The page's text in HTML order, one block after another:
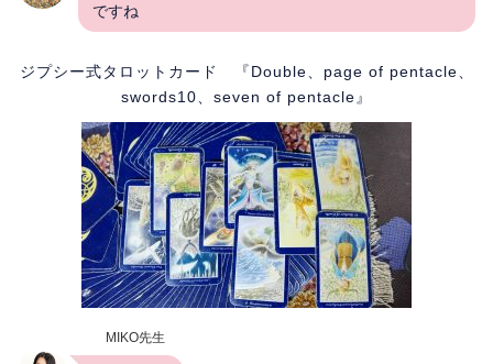
ですね
ジプシー式タロットカード 『Double、page of pentacle、
swords10、seven of pentacle』
MIKO先生